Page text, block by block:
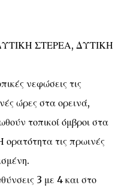
ΣΤΕΡΕΑ, ΔΥΤΙΚΗ
νεφώσεις τις
ώρες στα ορεινά,
τοπικοί όμβροι στα
ορατότητα τις πρωινές
3 με 4 και στο